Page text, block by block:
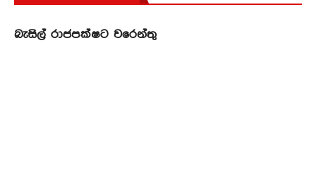
බැසිල් රාජපක්ෂට වරෙන්තු